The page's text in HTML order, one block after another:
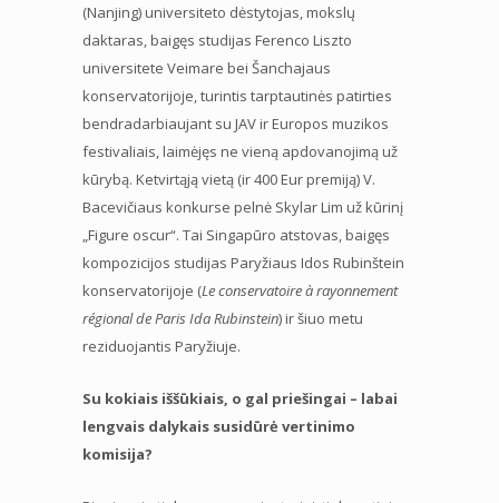
(Nanjing) universiteto dėstytojas, mokslų
daktaras, baigęs studijas Ferenco Liszto
universitete Veimare bei Šanchajaus
konservatorijoje, turintis tarptautinės patirties
bendradarbiaujant su JAV ir Europos muzikos
festivaliais, laimėjęs ne vieną apdovanojimą už
kūrybą. Ketvirtąją vietą (ir 400 Eur premiją) V.
Bacevičiaus konkurse pelnė Skylar Lim už kūrinį
„Figure oscur“. Tai Singapūro atstovas, baigęs
kompozicijos studijas Paryžiaus Idos Rubinštein
konservatorijoje (Le conservatoire à rayonnement
régional de Paris Ida Rubinstein) ir šiuo metu
reziduojantis Paryžiuje.
Su kokiais iššūkiais, o gal priešingai – labai
lengvais dalykais susidūrė vertinimo
komisija?